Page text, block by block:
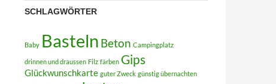
SCHLAGWÖRTER
Baby Basteln Beton Campingplatz
drinnen und draussen Filz färben Gips
Glückwunschkarte guter Zweck günstig übernachten